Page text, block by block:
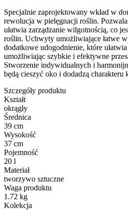
Specjalnie zaprojektowany wkład w
rewolucja w pielęgnacji roślin. Pozwala
ułatwia zarządzanie wilgotnością, co
roślin. Uchwyty umożliwiające łatwe
dodatkowe udogodnienie, które
umożliwiając szybkie i efektywne
Stworzenie indywidualnych i
będą cieszyć oko i dodadzą charakteru
Szczegóły produktu
Kształt
okrągły
Średnica
39 cm
Wysokość
37 cm
Pojemność
20 l
Materiał
tworzywo sztuczne
Waga produktu
1.72 kg
Kolekcja